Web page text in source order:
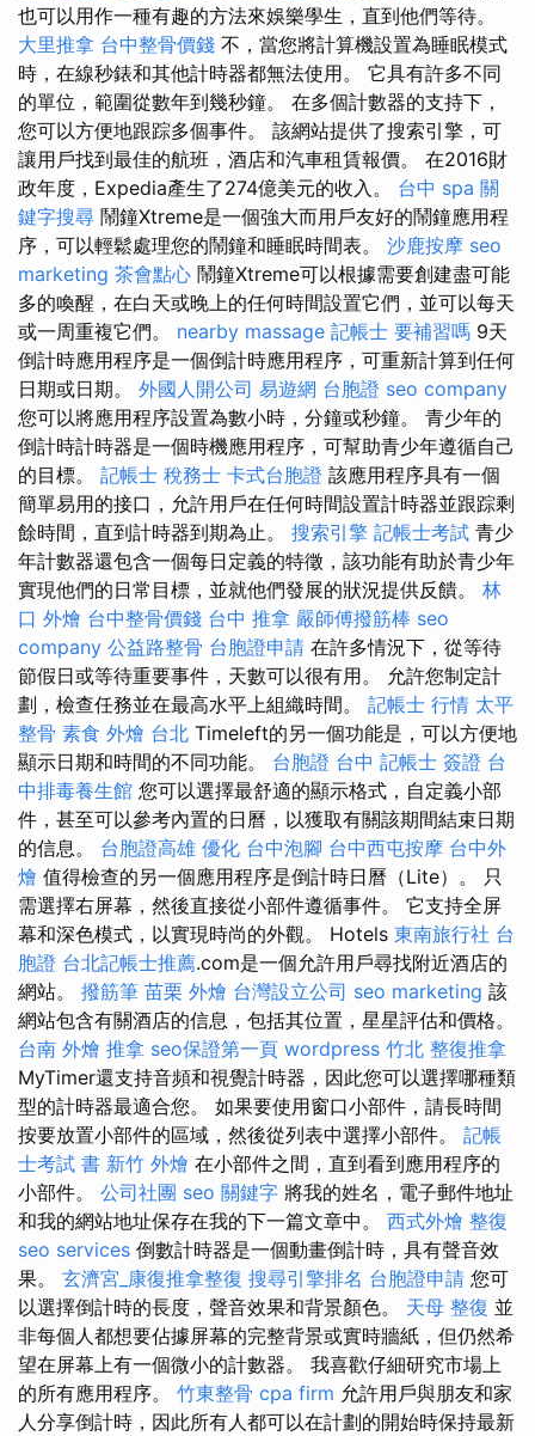
也可以用作一種有趣的方法來娛樂學生，直到他們等待。
大里推拿 台中整骨價錢 不，當您將計算機設置為睡眠模式
時，在線秒錶和其他計時器都無法使用。 它具有許多不同
的單位，範圍從數年到幾秒鐘。 在多個計數器的支持下，
您可以方便地跟踪多個事件。 該網站提供了搜索引擎，可
讓用戶找到最佳的航班，酒店和汽車租賃報價。 在2016財
政年度，Expedia產生了274億美元的收入。 台中 spa 關
鍵字搜尋 鬧鐘Xtreme是一個強大而用戶友好的鬧鐘應用程
序，可以輕鬆處理您的鬧鐘和睡眠時間表。 沙鹿按摩 seo
marketing 茶會點心 鬧鐘Xtreme可以根據需要創建盡可能
多的喚醒，在白天或晚上的任何時間設置它們，並可以每天
或一周重複它們。 nearby massage 記帳士 要補習嗎 9天
倒計時應用程序是一個倒計時應用程序，可重新計算到任何
日期或日期。 外國人開公司 易遊網 台胞證 seo company
您可以將應用程序設置為數小時，分鐘或秒鐘。 青少年的
倒計時計時器是一個時機應用程序，可幫助青少年遵循自己
的目標。 記帳士 稅務士 卡式台胞證 該應用程序具有一個
簡單易用的接口，允許用戶在任何時間設置計時器並跟踪剩
餘時間，直到計時器到期為止。 搜索引擎 記帳士考試 青少
年計數器還包含一個每日定義的特徵，該功能有助於青少年
實現他們的日常目標，並就他們發展的狀況提供反饋。 林
口 外燴 台中整骨價錢 台中 推拿 嚴師傅撥筋棒 seo
company 公益路整骨 台胞證申請 在許多情況下，從等待
節假日或等待重要事件，天數可以很有用。 允許您制定計
劃，檢查任務並在最高水平上組織時間。 記帳士 行情 太平
整骨 素食 外燴 台北 Timeleft的另一個功能是，可以方便地
顯示日期和時間的不同功能。 台胞證 台中 記帳士 簽證 台
中排毒養生館 您可以選擇最舒適的顯示格式，自定義小部
件，甚至可以參考內置的日曆，以獲取有關該期間結束日期
的信息。 台胞證高雄 優化 台中泡腳 台中西屯按摩 台中外
燴 值得檢查的另一個應用程序是倒計時日曆（Lite）。 只
需選擇右屏幕，然後直接從小部件遵循事件。 它支持全屏
幕和深色模式，以實現時尚的外觀。 Hotels 東南旅行社 台
胞證 台北記帳士推薦.com是一個允許用戶尋找附近酒店的
網站。 撥筋筆 苗栗 外燴 台灣設立公司 seo marketing 該
網站包含有關酒店的信息，包括其位置，星星評估和價格。
台南 外燴 推拿 seo保證第一頁 wordpress 竹北 整復推拿
MyTimer還支持音頻和視覺計時器，因此您可以選擇哪種類
型的計時器最適合您。 如果要使用窗口小部件，請長時間
按要放置小部件的區域，然後從列表中選擇小部件。 記帳
士考試 書 新竹 外燴 在小部件之間，直到看到應用程序的
小部件。 公司社團 seo 關鍵字 將我的姓名，電子郵件地址
和我的網站地址保存在我的下一篇文章中。 西式外燴 整復
seo services 倒數計時器是一個動畫倒計時，具有聲音效
果。 玄濟宮_康復推拿整復 搜尋引擎排名 台胞證申請 您可
以選擇倒計時的長度，聲音效果和背景顏色。 天母 整復 並
非每個人都想要佔據屏幕的完整背景或實時牆紙，但仍然希
望在屏幕上有一個微小的計數器。 我喜歡仔細研究市場上
的所有應用程序。 竹東整骨 cpa firm 允許用戶與朋友和家
人分享倒計時，因此所有人都可以在計劃的開始時保持最新